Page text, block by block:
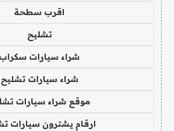
اقرب سطحة
تشليح
شراء سيارات سكراب
شراء سيارات تشليح
موقع شراء سيارات
ارقام يشترون سيارات